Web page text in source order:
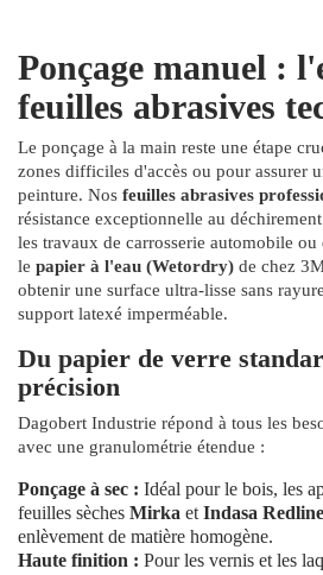
Ponçage manuel :
feuilles abrasives
Le ponçage à la main reste une étape
zones difficiles d'accès ou pour assurer
peinture. Nos feuilles abrasives
résistance exceptionnelle au
les travaux de carrosserie automobile ou
le papier à l'eau (Wetordry) de chez
obtenir une surface ultra-lisse sans
support latexé imperméable.
Du papier de verre
précision
Dagobert Industrie répond à tous les
avec une granulométrie étendue :
Ponçage à sec : Idéal pour le bois, les
feuilles sèches Mirka et Indasa Redline
enlèvement de matière homogène.
Haute finition : Pour les vernis et les